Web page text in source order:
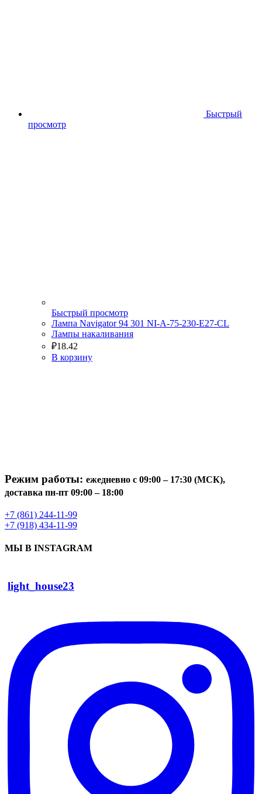
Быстрый
просмотр
Быстрый просмотр
Лампа Navigator 94 301 NI-A-75-230-E27-CL
Лампы накаливания
₽18.42
В корзину
Режим работы: ежедневно с 09:00 – 17:30 (МСК),
доставка пн-пт 09:00 – 18:00
+7 (861) 244-11-99
+7 (918) 434-11-99
МЫ В INSTAGRAM
light_house23